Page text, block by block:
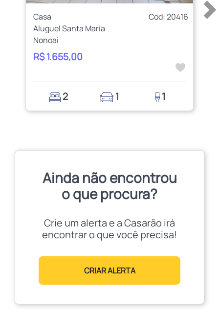
Casa
Cod: 20416
Aluguel Santa Maria
Nonoai
R$ 1.655,00
2 1 1
Ainda não encontrou
o que procura?
Crie um alerta e a Casarão irá
encontrar o que você precisa!
CRIAR ALERTA